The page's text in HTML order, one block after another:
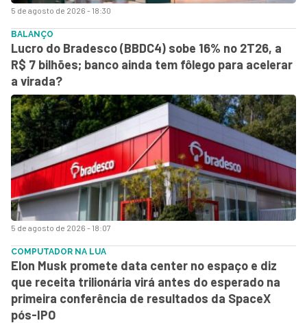
5 de agosto de 2026 - 18:30
5 de agosto de 2026 - 18:07
BALANÇO
Lucro do Bradesco (BBDC4) sobe 16% no 2T26, a
R$ 7 bilhões; banco ainda tem fôlego para acelerar
a virada?
COMPUTADOR NA LUA
Elon Musk promete data center no espaço e diz
que receita trilionária virá antes do esperado na
primeira conferência de resultados da SpaceX
pós-IPO